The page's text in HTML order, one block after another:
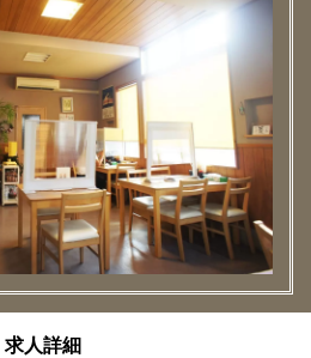
求人詳細